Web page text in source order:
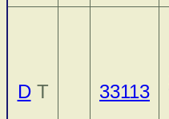
DT 33113